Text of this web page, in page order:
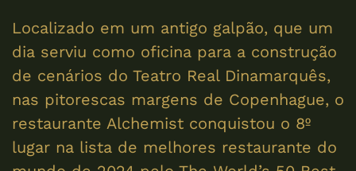
Localizado em um antigo galpão, que um
dia serviu como oficina para a construção
de cenários do Teatro Real Dinamarquês,
nas pitorescas margens de Copenhague, o
restaurante Alchemist conquistou o 8º
lugar na lista de melhores restaurante do